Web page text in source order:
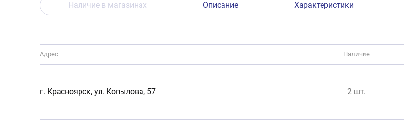
Наличие в магазинах Описание Характеристики
Адрес Наличие
г. Красноярск, ул. Копылова, 57 2 шт.